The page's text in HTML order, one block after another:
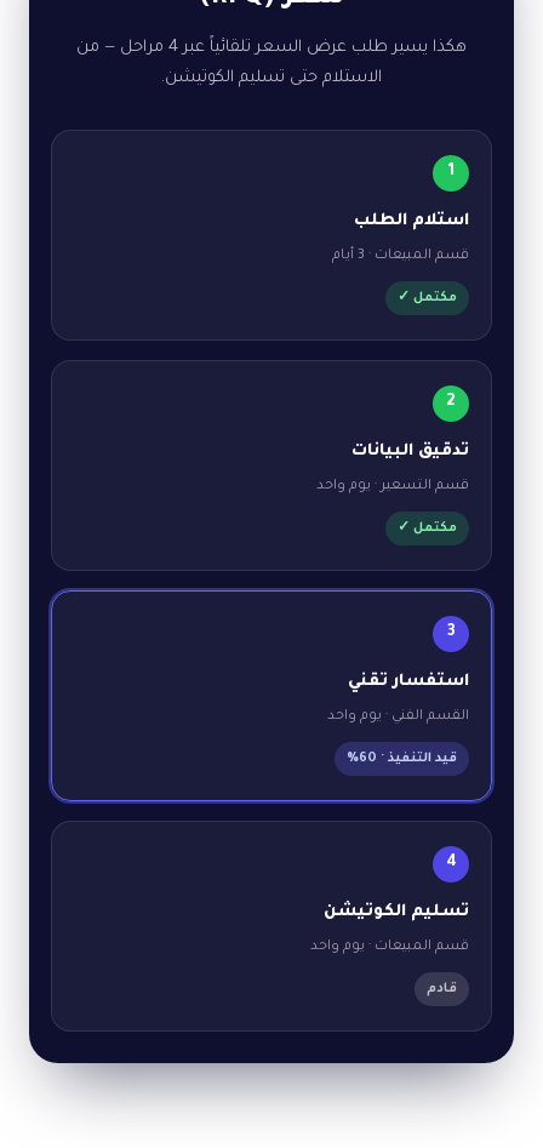
هكذا يسير طلب عرض السعر تلقائياً عبر 4 مراحل — من
الاستلام حتى تسليم الكوتيشن.
1
استلام الطلب
قسم المبيعات · 3 أيام
مكتمل ✓
2
تدقيق البيانات
قسم التسعير · يوم واحد
مكتمل ✓
3
استفسار تقني
القسم الفني · يوم واحد
قيد التنفيذ · 60%
4
تسليم الكوتيشن
قسم المبيعات · يوم واحد
قادم